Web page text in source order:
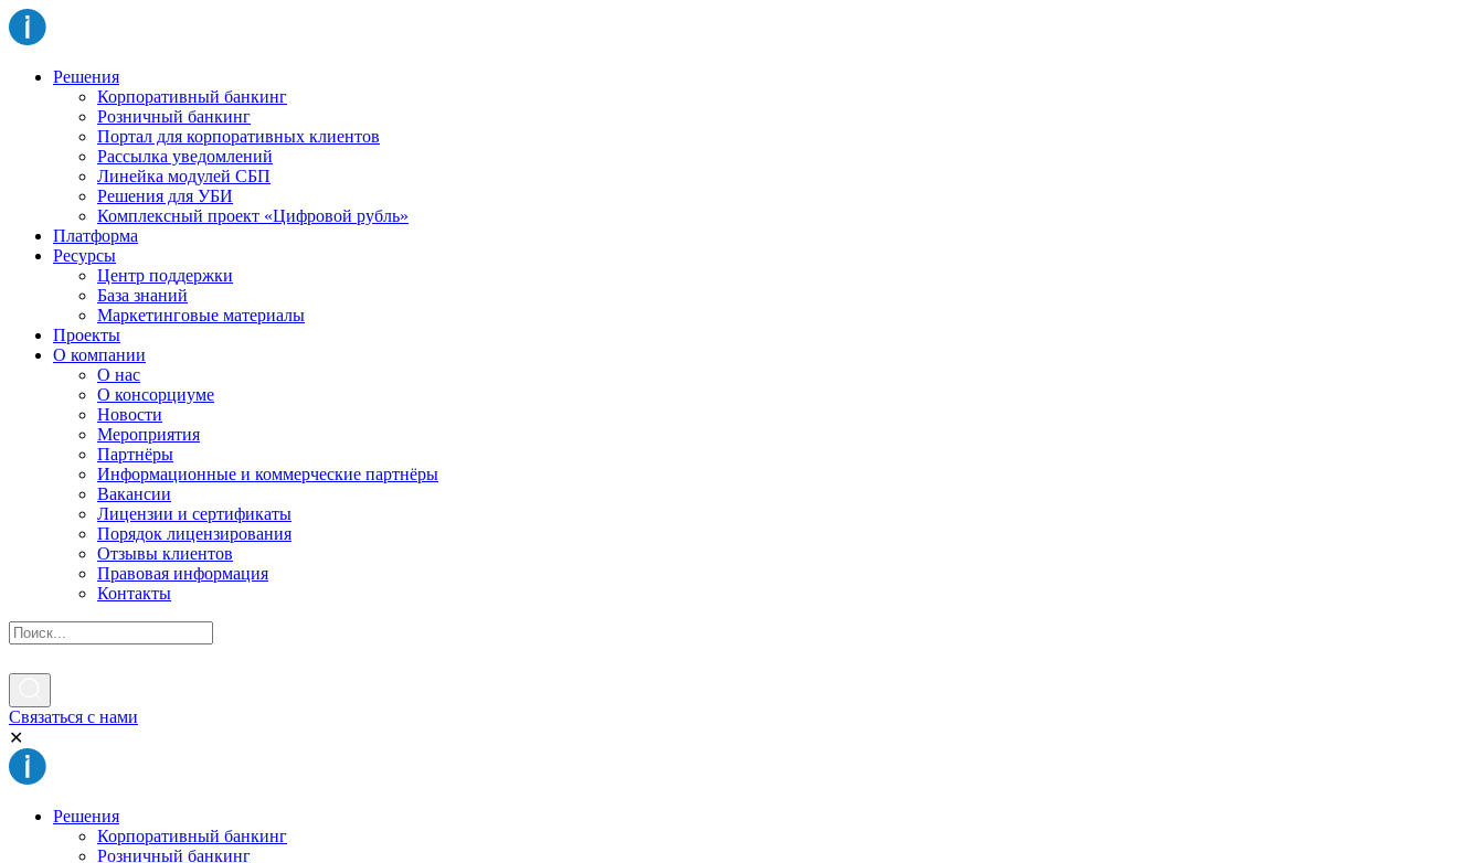
Решения
Корпоративный банкинг
Розничный банкинг
Портал для корпоративных клиентов
Рассылка уведомлений
Линейка модулей СБП
Решения для УБИ
Комплексный проект «Цифровой рубль»
Платформа
Ресурсы
Центр поддержки
База знаний
Маркетинговые материалы
Проекты
О компании
О нас
О консорциуме
Новости
Мероприятия
Партнёры
Информационные и коммерческие партнёры
Вакансии
Лицензии и сертификаты
Порядок лицензирования
Отзывы клиентов
Правовая информация
Контакты
Связаться с нами
✕
Решения
Корпоративный банкинг
Розничный банкинг